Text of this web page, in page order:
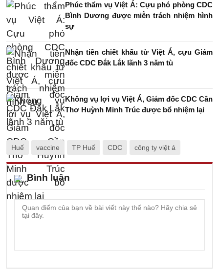
Phúc thẩm vụ Việt Á: Cựu phó phòng CDC
Bình Dương được miễn trách nhiệm hình
sự
Nhận tiền chiết khấu từ Việt Á, cựu Giám
đốc CDC Đắk Lắk lãnh 3 năm tù
Không vụ lợi vụ Việt Á, Giám đốc CDC Cần
Thơ Huỳnh Minh Trúc được bổ nhiệm lại
Huế vaccine TP Huế CDC công ty việt á
Bình luận